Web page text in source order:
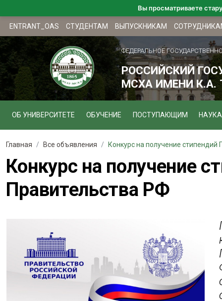
ENTRANT_OAS СТУДЕНТАМ ВЫПУСКНИКАМ
ФЕДЕРАЛЬНОЕ
РОССИЙСКИЙ
МСХА ИМЕНИ К.А.
ОБ УНИВЕРСИТЕТЕ ОБУЧЕНИЕ ПОСТУПАЮЩИМ
Главная Все объявления Конкурс на получение стипендий
Конкурс на получение
Правительства РФ
Вы просматриваете